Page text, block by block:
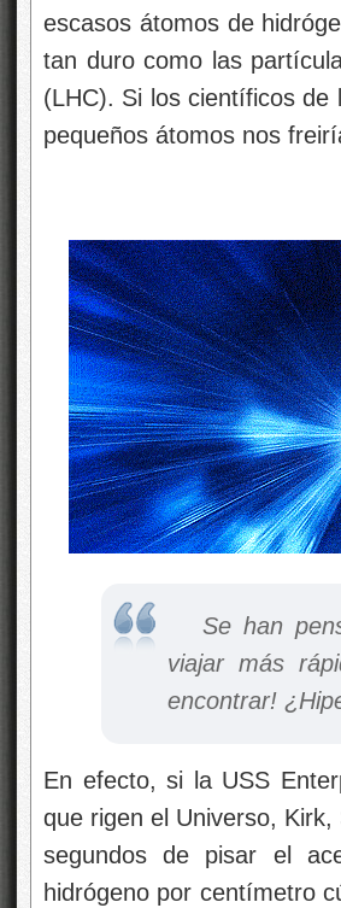
escasos átomos de
tan duro como las
(LHC). Si los científicos de
pequeños átomos nos
Se han
viajar más
encontrar!
En efecto, si la USS
que rigen el Universo,
segundos de pisar el
hidrógeno por centímetro